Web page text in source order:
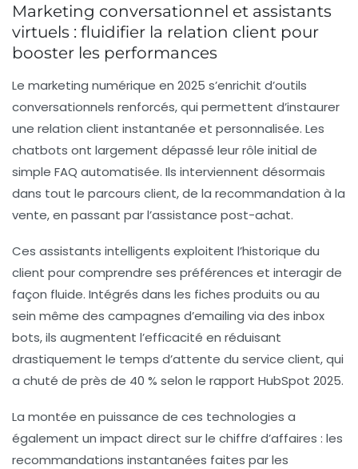
Marketing conversationnel et assistants
virtuels : fluidifier la relation client pour
booster les performances
Le marketing numérique en 2025 s’enrichit d’outils
conversationnels renforcés, qui permettent d’instaurer
une relation client instantanée et personnalisée. Les
chatbots ont largement dépassé leur rôle initial de
simple FAQ automatisée. Ils interviennent désormais
dans tout le parcours client, de la recommandation à la
vente, en passant par l’assistance post-achat.
Ces assistants intelligents exploitent l’historique du
client pour comprendre ses préférences et interagir de
façon fluide. Intégrés dans les fiches produits ou au
sein même des campagnes d’emailing via des inbox
bots, ils augmentent l’efficacité en réduisant
drastiquement le temps d’attente du service client, qui
a chuté de près de 40 % selon le rapport HubSpot 2025.
La montée en puissance de ces technologies a
également un impact direct sur le chiffre d’affaires : les
recommandations instantanées faites par les